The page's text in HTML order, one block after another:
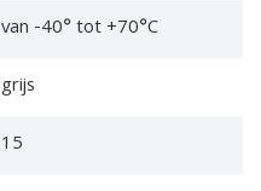
van -40° tot +70°C
grijs
15